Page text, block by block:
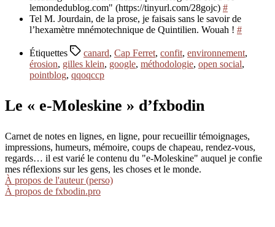
lemondedublog.com" (https://tinyurl.com/28gojc) #
Tel M. Jourdain, de la prose, je faisais sans le savoir de
l’hexamètre mnémotechnique de Quintilien. Wouah ! #
Étiquettes canard, Cap Ferret, confit, environnement,
érosion, gilles klein, google, méthodologie, open social,
pointblog, qqoqccp
Le « e-Moleskine » d’fxbodin
Carnet de notes en lignes, en ligne, pour recueillir témoignages,
impressions, humeurs, mémoire, coups de chapeau, rendez-vous,
regards… il est varié le contenu du "e-Moleskine" auquel je confie
mes réflexions sur les gens, les choses et le monde.
À propos de l'auteur (perso)
À propos de fxbodin.pro